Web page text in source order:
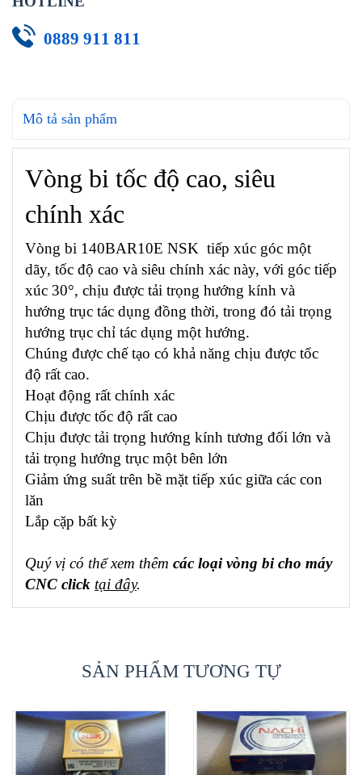
0889 911 811
Mô tả sản phẩm
Vòng bi tốc độ cao, siêu
chính xác
Vòng bi 140BAR10E NSK tiếp xúc góc một
dãy, tốc độ cao và siêu chính xác này, với góc tiếp
xúc 30°, chịu được tải trọng hướng kính và
hướng trục tác dụng đồng thời, trong đó tải trọng
hướng trục chỉ tác dụng một hướng.
Chúng được chế tạo có khả năng chịu được tốc
độ rất cao.
Hoạt động rất chính xác
Chịu được tốc độ rất cao
Chịu được tải trọng hướng kính tương đối lớn và
tải trọng hướng trục một bên lớn
Giảm ứng suất trên bề mặt tiếp xúc giữa các con
lăn
Lắp cặp bất kỳ
Quý vị có thể xem thêm các loại vòng bi cho máy
CNC click tại đây.
SẢN PHẨM TƯƠNG TỰ